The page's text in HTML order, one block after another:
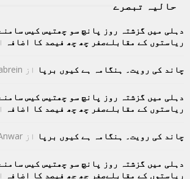
حالیہ تبصرے
دہلی میں گزشتہ روز پانچ سو چھتیس کیس
ریاستوں کے مقابلےصفر چھ چھ فیصد کا اضافہ
چاند کی رویت۔ ہنگامہ ہے کیوں برپا از
دہلی میں گزشتہ روز پانچ سو چھتیس کیس
ریاستوں کے مقابلےصفر چھ چھ فیصد کا اضافہ
چاند کی رویت۔ ہنگامہ ہے کیوں برپا از
دہلی میں گزشتہ روز پانچ سو چھتیس کیس
ریاستوں کے مقابلےصفر چھ چھ فیصد کا اضافہ